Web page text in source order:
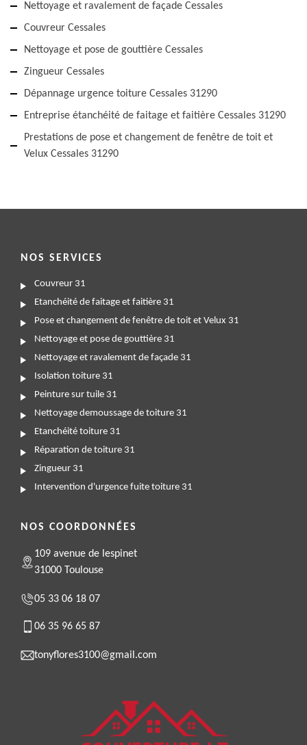
Nettoyage et ravalement de façade Cessales
Couvreur Cessales
Nettoyage et pose de gouttière Cessales
Zingueur Cessales
Dépannage urgence toiture Cessales 31290
Entreprise étanchéité de faitage et faitière Cessales 31290
Prestations de pose et changement de fenêtre de toit et
Velux Cessales 31290
NOS SERVICES
Couvreur 31
Etanchéité de faitage et faitière 31
Pose et changement de fenêtre de toit et Velux 31
Nettoyage et pose de gouttière 31
Nettoyage et ravalement de façade 31
Isolation toiture 31
Peinture sur tuile 31
Nettoyage demoussage de toiture 31
Etanchéité toiture 31
Réparation de toiture 31
Zingueur 31
Intervention d'urgence fuite toiture 31
NOS COORDONNÉES
109 avenue de lespinet
31000 Toulouse
05 33 06 18 07
06 35 96 65 87
tonyflores3100@gmail.com